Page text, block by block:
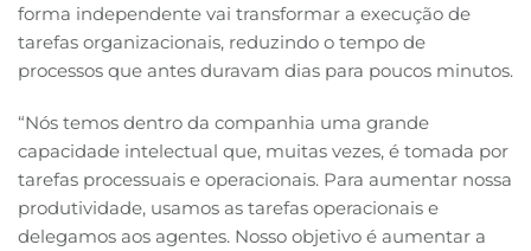
forma independente vai transformar a execução de
tarefas organizacionais, reduzindo o tempo de
processos que antes duravam dias para poucos minutos.
“Nós temos dentro da companhia uma grande
capacidade intelectual que, muitas vezes, é tomada por
tarefas processuais e operacionais. Para aumentar nossa
produtividade, usamos as tarefas operacionais e
delegamos aos agentes. Nosso objetivo é aumentar a